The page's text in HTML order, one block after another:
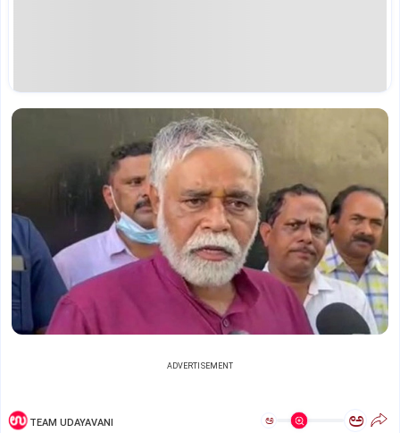
ADVERTISEMENT
TEAM UDAYAVANI ಅ ಅ